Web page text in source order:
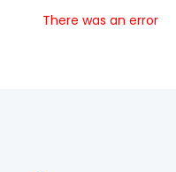
There was an error